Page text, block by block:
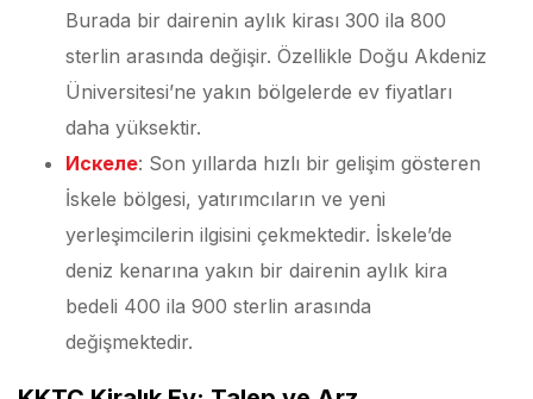
Burada bir dairenin aylık kirası 300 ila 800
sterlin arasında değişir. Özellikle Doğu Akdeniz
Üniversitesi’ne yakın bölgelerde ev fiyatları
daha yüksektir.
Искеле: Son yıllarda hızlı bir gelişim gösteren
İskele bölgesi, yatırımcıların ve yeni
yerleşimcilerin ilgisini çekmektedir. İskele’de
deniz kenarına yakın bir dairenin aylık kira
bedeli 400 ila 900 sterlin arasında
değişmektedir.